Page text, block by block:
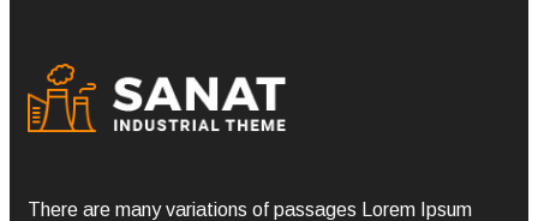
There are many variations of passages Lorem Ipsum